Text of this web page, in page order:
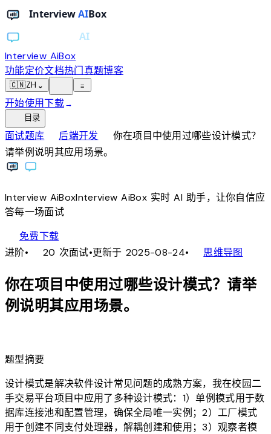
Interview AiBox
功能定价文档热门真题博客
🇨🇳ZH ⌄ ≡
开始使用下载→
目录
面试题库chevron_right后端开发chevron_right
你在项目中使用过哪些设计模式？
请举例说明其应用场景。
Interview AiBoxInterviewAiBox实时 AI 助手，让你自信应
答每一场面试
免费下载
进阶• 20 次面试•更新于 2025-08-24• account_tree思维导图
你在项目中使用过哪些设计模式？请举
例说明其应用场景。
题型摘要
设计模式是解决软件设计常见问题的成熟方案，我在校园二
手交易平台项目中应用了多种设计模式：1）单例模式用于数
据库连接池和配置管理，确保全局唯一实例；2）工厂模式
用于创建不同支付处理器，解耦创建和使用；3）观察者模